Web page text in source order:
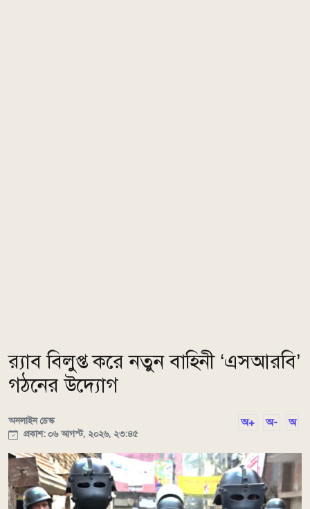
র‌্যাব বিলুপ্ত করে নতুন বাহিনী ‘এসআরবি’
গঠনের উদ্যোগ
অনলাইন ডেস্ক
প্রকাশ: ০৬ আগস্ট, ২০২৬, ২৩:৪৫
অ+ অ- অ